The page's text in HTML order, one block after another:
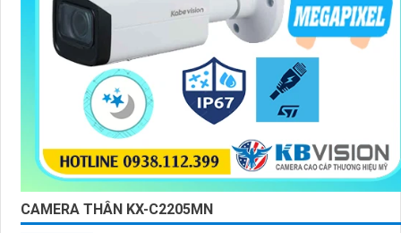
CAMERA THÂN KX-C2205MN